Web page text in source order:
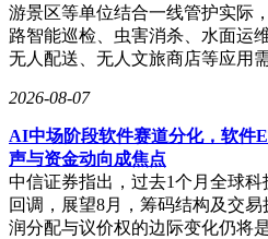
游景区等单位结合一线管护实际
路智能巡检、虫害消杀、水面运
无人配送、无人文旅商店等应用
2026-08-07
AI中场阶段软件赛道分化，软件
声与资金动向成焦点
中信证券指出，过去1个月全球
回调，展望8月，筹码结构及交
润分配与议价权的边际变化仍将